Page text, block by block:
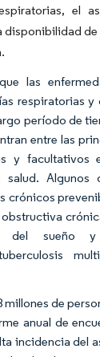
el
disponibilidad
las
respiratorias y
período de
entre las
y facultativos
Algunos
crónicos
del sueño y
millones de
anual de
incidencia del